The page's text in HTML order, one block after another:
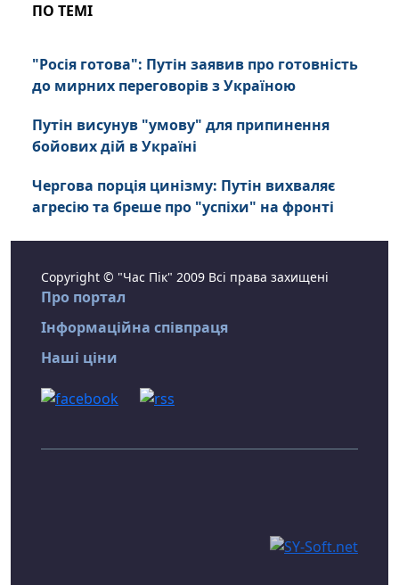
ПО ТЕМІ
"Росія готова": Путін заявив про готовність
до мирних переговорів з Україною
Путін висунув "умову" для припинення
бойових дій в Україні
Чергова порція цинізму: Путін вихваляє
агресію та бреше про "успіхи" на фронті
Copyright © "Час Пік" 2009 Всі права захищені
Про портал
Інформаційна співпраця
Наші ціни